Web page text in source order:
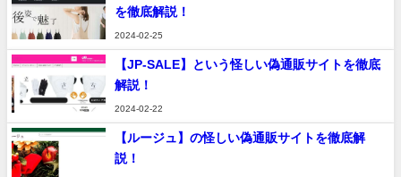
を徹底解説！
2024-02-25
【JP-SALE】という怪しい偽通販サイトを徹底
解説！
2024-02-22
【ルージュ】の怪しい偽通販サイトを徹底解
説！